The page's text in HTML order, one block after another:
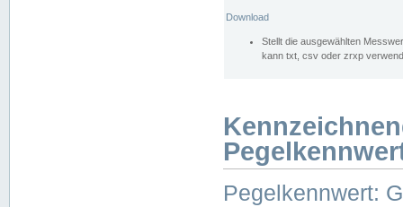
Download
Stellt die ausgewählten
kann txt, csv oder zrxp
Pegelkennwert: